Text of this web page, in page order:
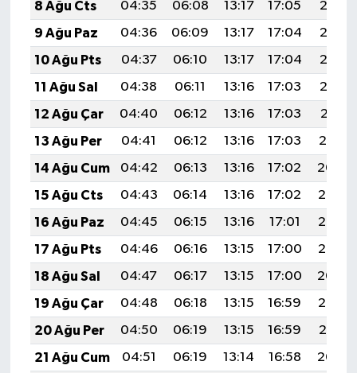
8 Ağu Cts
04:35 06:08 13:17 17:05
20:16
9 Ağu Paz
04:36 06:09 13:17 17:04
20:15
10 Ağu Pts
04:37 06:10 13:17 17:04
20:13
11 Ağu Sal
04:38 06:11 13:16 17:03
20:12
12 Ağu Çar
04:40 06:12 13:16 17:03
20:11
13 Ağu Per
04:41 06:12 13:16 17:03
20:10
14 Ağu Cum
04:42 06:13 13:16 17:02
20:09
15 Ağu Cts
04:43 06:14 13:16 17:02
20:07
16 Ağu Paz
04:45 06:15 13:16 17:01
20:06
17 Ağu Pts
04:46 06:16 13:15 17:00
20:05
18 Ağu Sal
04:47 06:17 13:15 17:00
20:04
19 Ağu Çar
04:48 06:18 13:15 16:59
20:02
20 Ağu Per
04:50 06:19 13:15 16:59
20:01
21 Ağu Cum
04:51 06:19 13:14 16:58
20:00